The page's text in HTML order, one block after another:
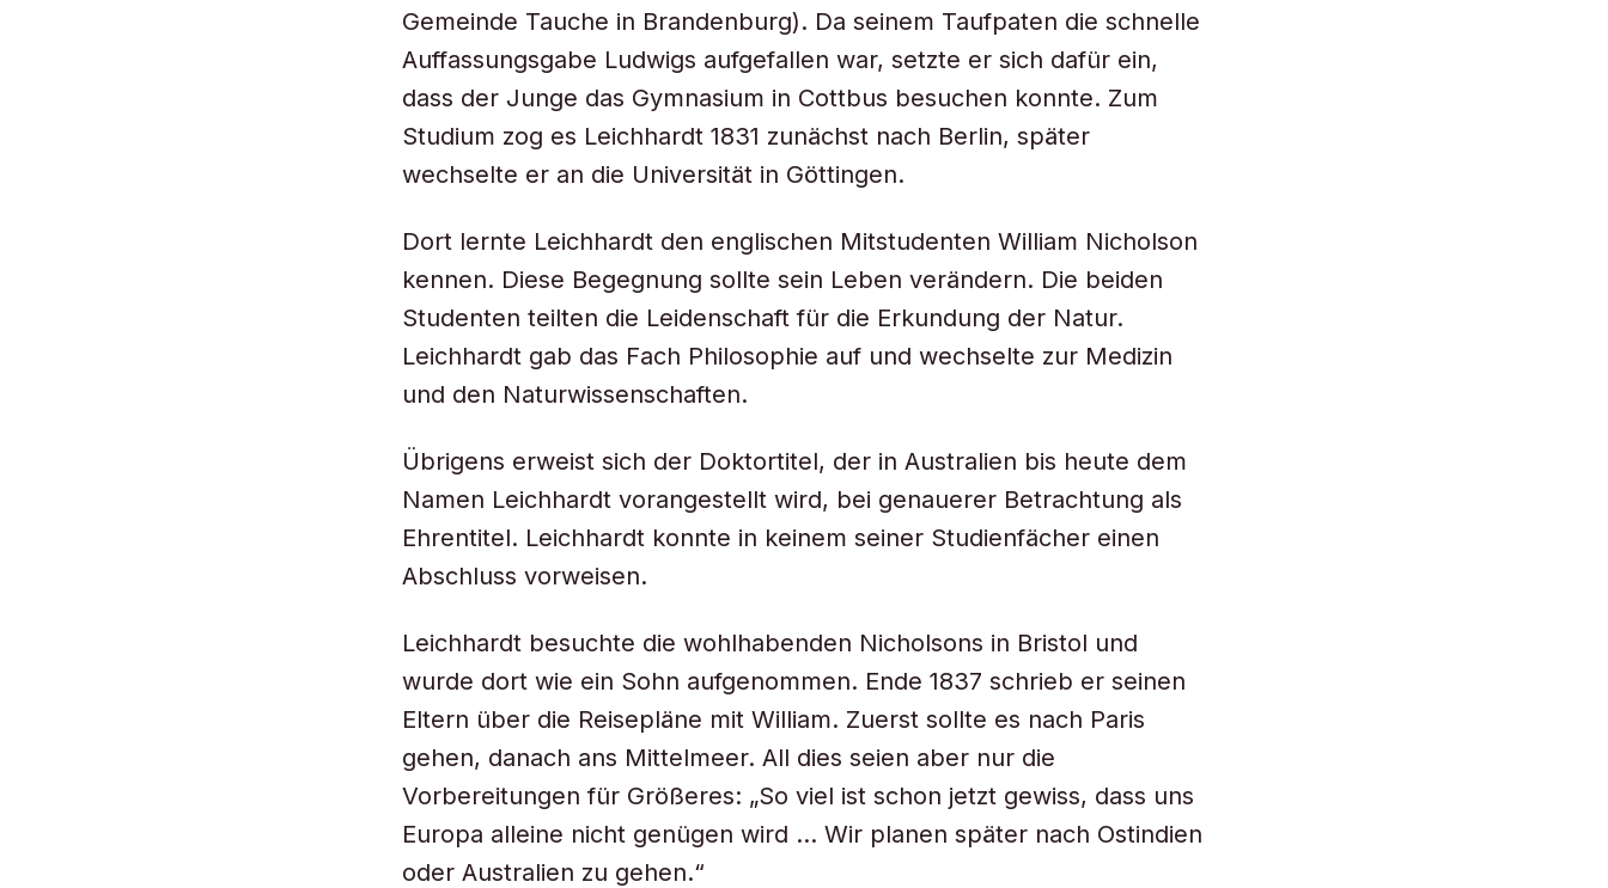
Gemeinde Tauche in Brandenburg). Da seinem Taufpaten die schnelle
Auffassungsgabe Ludwigs aufgefallen war, setzte er sich dafür ein,
dass der Junge das Gymnasium in Cottbus besuchen konnte. Zum
Studium zog es Leichhardt 1831 zunächst nach Berlin, später
wechselte er an die Universität in Göttingen.
Dort lernte Leichhardt den englischen Mitstudenten William Nicholson
kennen. Diese Begegnung sollte sein Leben verändern. Die beiden
Studenten teilten die Leidenschaft für die Erkundung der Natur.
Leichhardt gab das Fach Philosophie auf und wechselte zur Medizin
und den Naturwissenschaften.
Übrigens erweist sich der Doktortitel, der in Australien bis heute dem
Namen Leichhardt vorangestellt wird, bei genauerer Betrachtung als
Ehrentitel. Leichhardt konnte in keinem seiner Studienfächer einen
Abschluss vorweisen.
Leichhardt besuchte die wohlhabenden Nicholsons in Bristol und
wurde dort wie ein Sohn aufgenommen. Ende 1837 schrieb er seinen
Eltern über die Reisepläne mit William. Zuerst sollte es nach Paris
gehen, danach ans Mittelmeer. All dies seien aber nur die
Vorbereitungen für Größeres: „So viel ist schon jetzt gewiss, dass uns
Europa alleine nicht genügen wird … Wir planen später nach Ostindien
oder Australien zu gehen.“